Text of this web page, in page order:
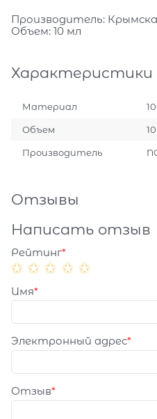
Производитель:
Объем: 10 мл
Характеристики
Материал
Объем
Производитель
Отзывы
Написать отзыв
Рейтинг
Имя
Электронный адрес
Отзыв